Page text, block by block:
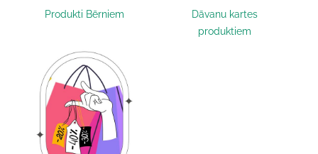
Produkti Bērniem
Dāvanu kartes
produktiem